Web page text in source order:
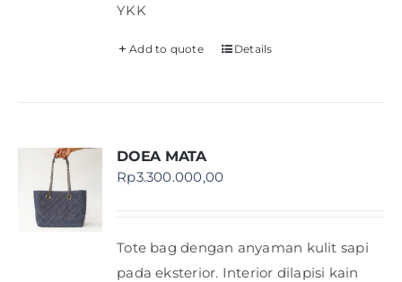
YKK
Add to quote Details
DOEA MATA
Rp3.300.000,00
Tote bag dengan anyaman kulit sapi
pada eksterior. Interior dilapisi kain